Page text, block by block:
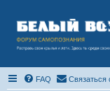
FAQ Связаться